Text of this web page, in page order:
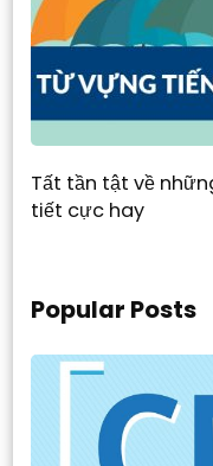
Tất tần tật về
tiết cực hay
Popular Posts